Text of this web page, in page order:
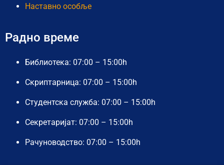
Наставно особље
Радно време
Библиотека: 07:00 – 15:00h
Скриптарница: 07:00 – 15:00h
Студентска служба: 07:00 – 15:00h
Секретаријат: 07:00 – 15:00h
Рачуноводство: 07:00 – 15:00h